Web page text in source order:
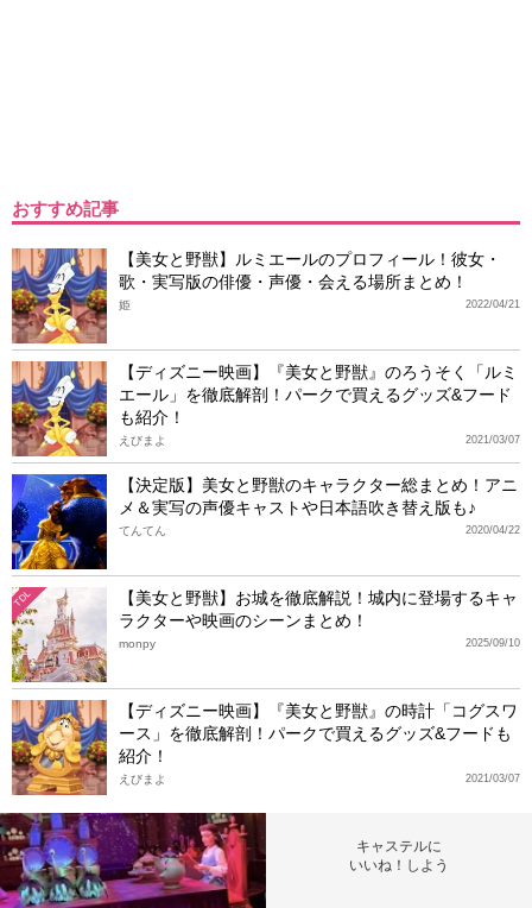
おすすめ記事
【美女と野獣】ルミエールのプロフィール！彼女・
歌・実写版の俳優・声優・会える場所まとめ！
2022/04/21
姫
【ディズニー映画】『美女と野獣』のろうそく「ルミ
エール」を徹底解剖！パークで買えるグッズ&フード
も紹介！
2021/03/07
えびまよ
【決定版】美女と野獣のキャラクター総まとめ！アニ
メ＆実写の声優キャストや日本語吹き替え版も♪
2020/04/22
てんてん
TDL
【美女と野獣】お城を徹底解説！城内に登場するキャ
ラクターや映画のシーンまとめ！
2025/09/10
monpy
【ディズニー映画】『美女と野獣』の時計「コグスワ
ース」を徹底解剖！パークで買えるグッズ&フードも
紹介！
2021/03/07
えびまよ
キャステルに
いいね！しよう